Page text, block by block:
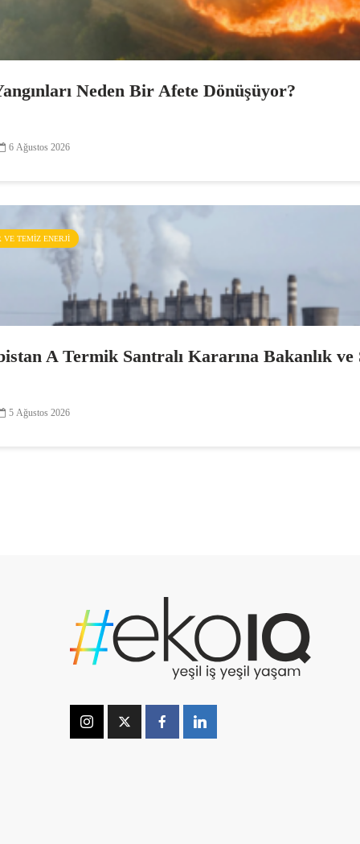
Neden Bir Afete Dönüşüyor?
6 Ağustos 2026
VE TEMIZ ENERJI
A Termik Santralı Kararına Bakanlık
5 Ağustos 2026